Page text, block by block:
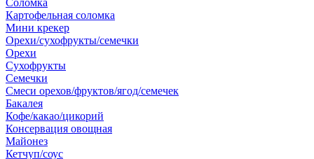
Соломка
Картофельная соломка
Мини крекер
Орехи/сухофрукты/семечки
Орехи
Сухофрукты
Семечки
Смеси орехов/фруктов/ягод/семечек
Бакалея
Кофе/какао/цикорий
Консервация овощная
Майонез
Кетчуп/соус